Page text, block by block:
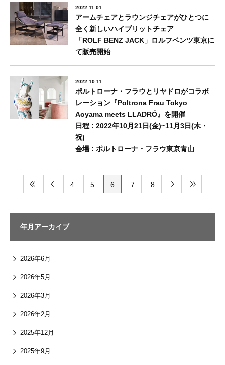
2022.11.01
アームチェアとラウンジチェアがひとつに
全く新しいハイブリットチェア
「ROLF BENZ JACK」ロルフベンツ東京に
て販売開始
2022.10.11
ポルトローナ・フラウとリヤドロがコラボ
レーション『Poltrona Frau Tokyo
Aoyama meets LLADRÓ』を開催
⽇程 : 2022年10月21⽇(⾦)~11月3⽇(木・
祝)
会場 : ポルトローナ・フラウ東京⻘⼭
4 5 6 7 8
年月アーカイブ
2026年6月
2026年5月
2026年3月
2026年2月
2025年12月
2025年9月